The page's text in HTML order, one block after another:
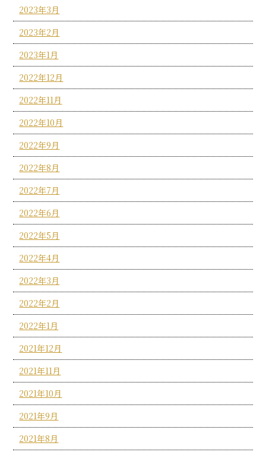
2023年3月
2023年2月
2023年1月
2022年12月
2022年11月
2022年10月
2022年9月
2022年8月
2022年7月
2022年6月
2022年5月
2022年4月
2022年3月
2022年2月
2022年1月
2021年12月
2021年11月
2021年10月
2021年9月
2021年8月